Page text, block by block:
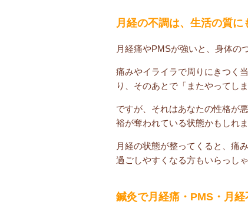
月経の不調は、生活の質に
月経痛やPMSが強いと、身体の
痛みやイライラで周りにきつく
り、そのあとで「またやってし
ですが、それはあなたの性格が
裕が奪われている状態かもしれま
月経の状態が整ってくると、痛
過ごしやすくなる方もいらっしゃ
鍼灸で月経痛・PMS・月経